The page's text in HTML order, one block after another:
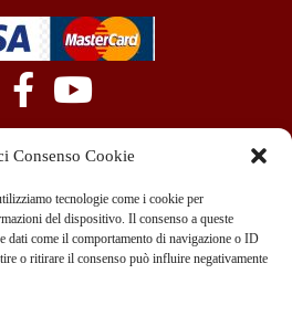
Consenso Cookie
tecnologie come i cookie per
del dispositivo. Il consenso a queste
dati come il comportamento di navigazione o ID
o ritirare il consenso può influire negativamente
33
info@teammotor.it